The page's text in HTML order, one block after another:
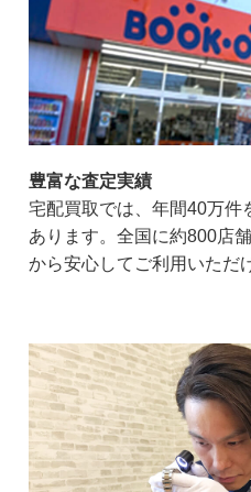
豊富な査定実績
宅配買取では、年間40万件
あります。全国に約800店
から安心してご利用いただ